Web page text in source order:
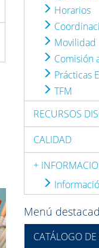
Horarios
Movilidad
Comisión
Prácticas
TFM
RECURSOS
CALIDAD
+
Menú
CATÁLOGO DE